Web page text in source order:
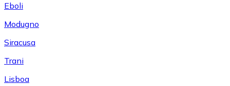
Eboli
Modugno
Siracusa
Trani
Lisboa